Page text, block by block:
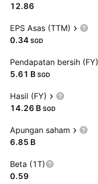
12.86
EPS Asas (TTM)
0.34 SGD
Pendapatan bersih (FY)
‪5.61 B‬ SGD
Hasil (FY)
‪14.26 B‬ SGD
Apungan saham
‪6.85 B‬
Beta (1T)
0.59